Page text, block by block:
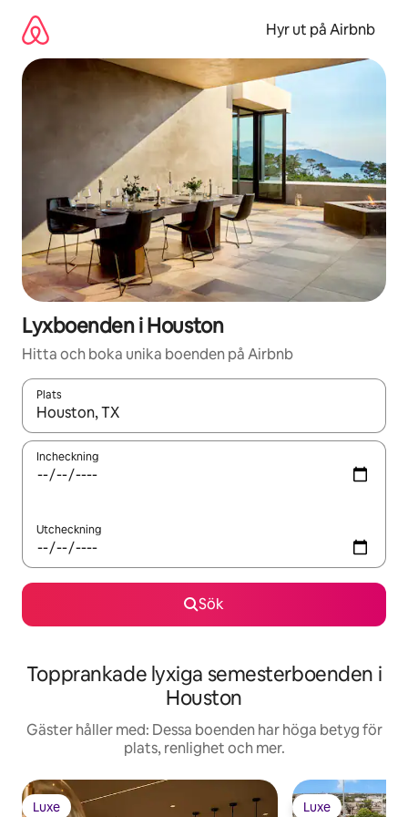
innehåll
Hyr ut på Airbnb
Lyxboenden i Houston
Hitta och boka unika boenden på Airbnb
Plats
När resultaten är tillgängliga kan du navigera med upp- och
Incheckning
Utcheckning
Sök
Topprankade lyxiga semesterboenden i
Houston
Gäster håller med: Dessa boenden har höga betyg för
plats, renlighet och mer.
Luxe Luxe